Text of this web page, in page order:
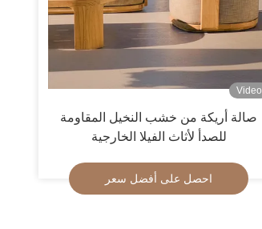
Video
صالة أريكة من خشب النخيل المقاومة
للصدأ لأثاث الفيلا الخارجية
احصل على أفضل سعر